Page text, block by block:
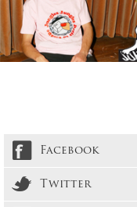
Facebook
Twitter